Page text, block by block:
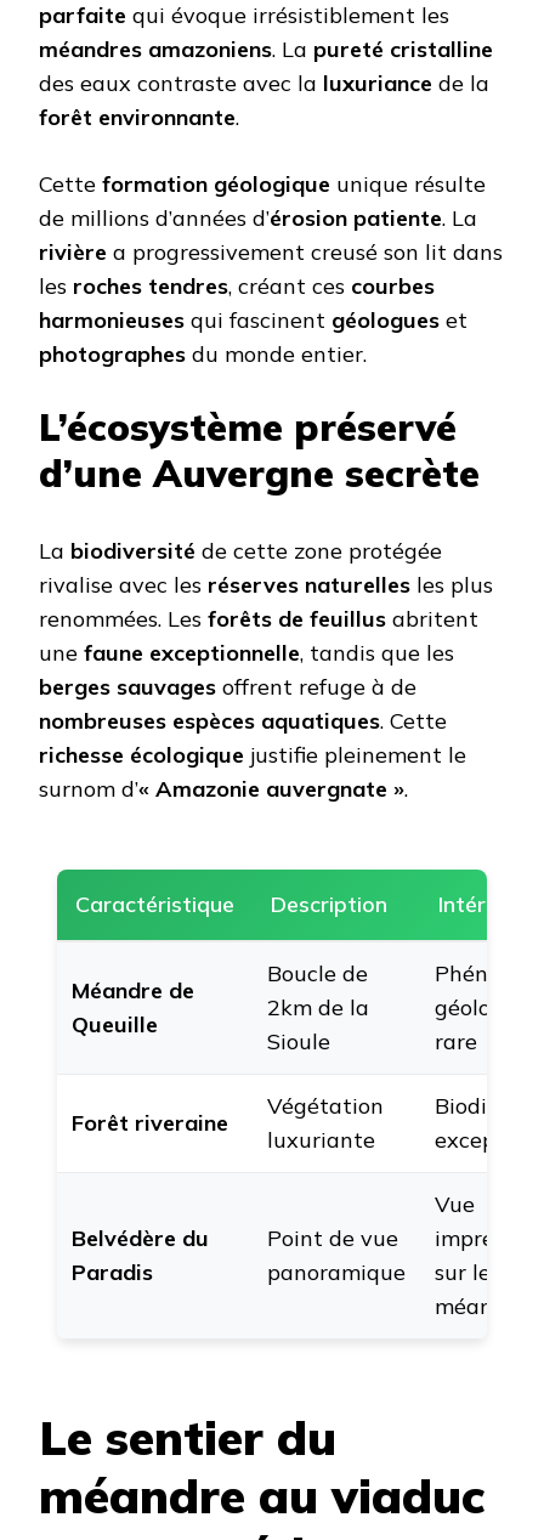
parfaite qui évoque irrésistiblement les
méandres amazoniens. La pureté cristalline
des eaux contraste avec la luxuriance de la
forêt environnante.
Cette formation géologique unique résulte
de millions d’années d’érosion patiente. La
rivière a progressivement creusé son lit dans
les roches tendres, créant ces courbes
harmonieuses qui fascinent géologues et
photographes du monde entier.
L’écosystème préservé
d’une Auvergne secrète
La biodiversité de cette zone protégée
rivalise avec les réserves naturelles les plus
renommées. Les forêts de feuillus abritent
une faune exceptionnelle, tandis que les
berges sauvages offrent refuge à de
nombreuses espèces aquatiques. Cette
richesse écologique justifie pleinement le
surnom d’« Amazonie auvergnate ».
Caractéristique Description Intérêt
Méandre de
Queuille
Boucle de
2km de la
Sioule
rare
Forêt riveraine
Végétation
luxuriante
Belvédère du
Paradis
Point de vue
panoramique
Vue
sur le
méandre
Le sentier du
méandre au viaduc